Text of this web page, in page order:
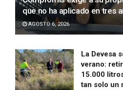
que no ha aplicado en tres
AGOSTO 6, 2026
La Devesa
verano:
15.000
tan solo un